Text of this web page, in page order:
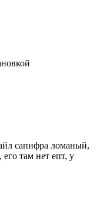
сапифра ломаный,
там нет епт, у